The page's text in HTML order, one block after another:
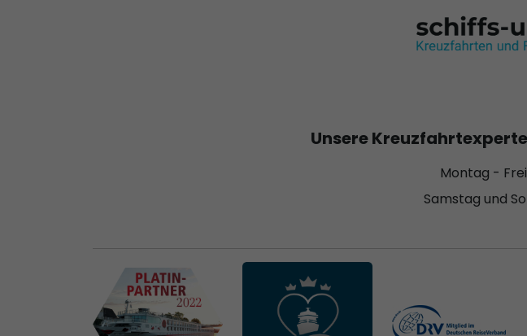
Unsere
Montag -
Samstag und